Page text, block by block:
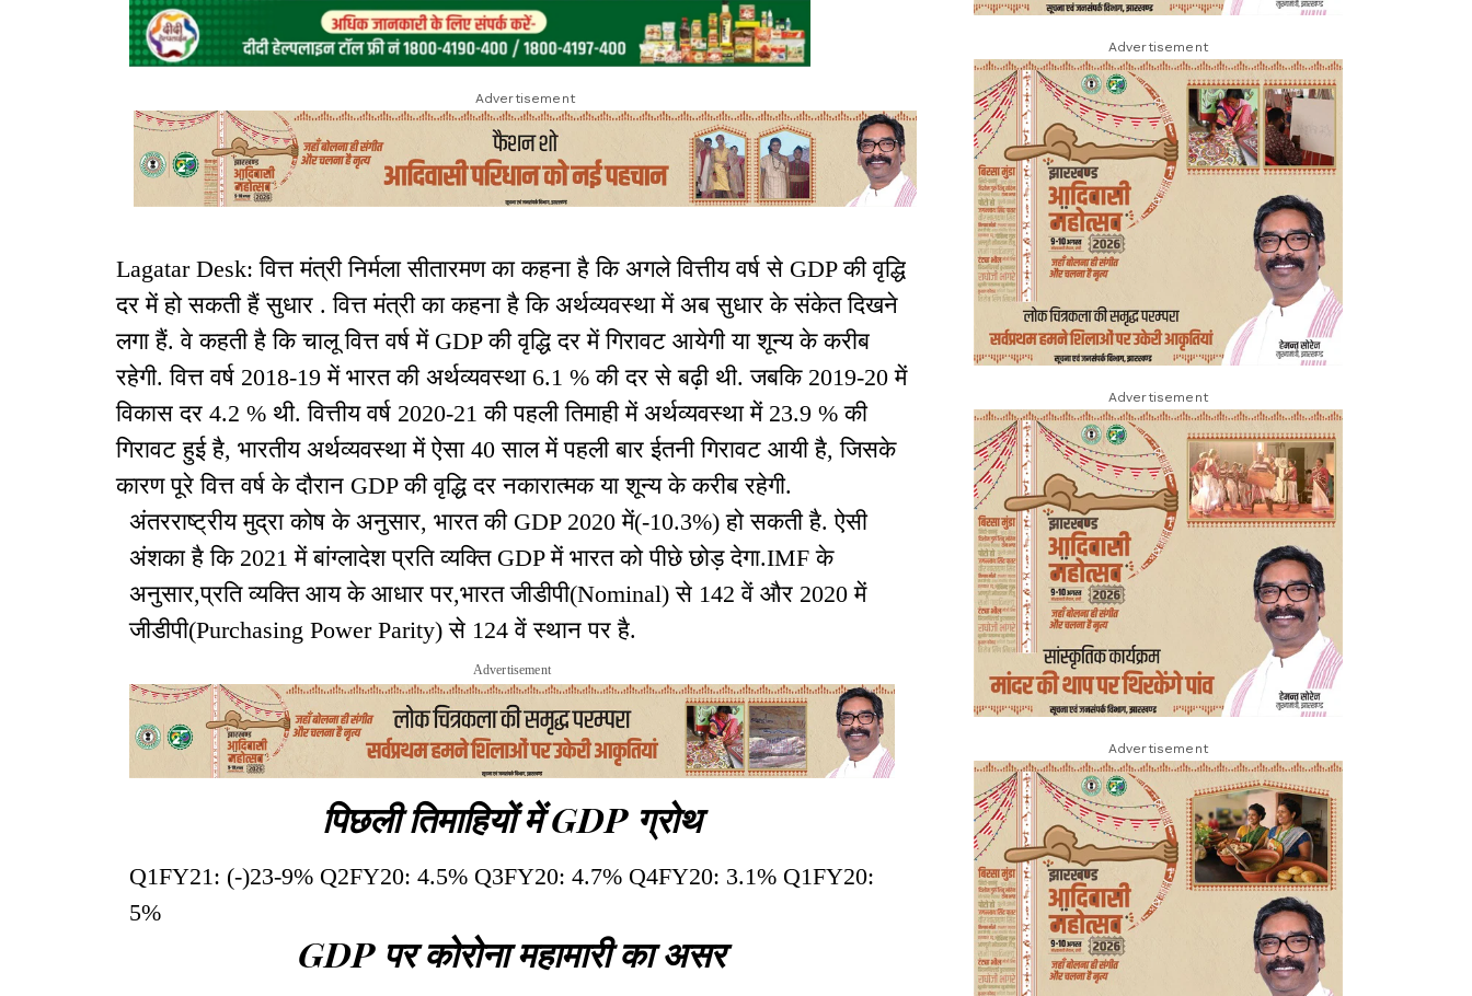
Advertisement
Lagatar Desk: वित्त मंत्री निर्मला सीतारमण का कहना है कि अगले वित्तीय वर्ष से GDP की वृद्धि
दर में हो सकती हैं सुधार . वित्त मंत्री का कहना है कि अर्थव्यवस्था में अब सुधार के संकेत दिखने
लगा हैं. वे कहती है कि चालू वित्त वर्ष में GDP की वृद्धि दर में गिरावट आयेगी या शून्य के करीब
रहेगी. वित्त वर्ष 2018-19 में भारत की अर्थव्यवस्था 6.1 % की दर से बढ़ी थी. जबकि 2019-20 में
विकास दर 4.2 % थी. वित्तीय वर्ष 2020-21 की पहली तिमाही में अर्थव्यवस्था में 23.9 % की
गिरावट हुई है, भारतीय अर्थव्यवस्था में ऐसा 40 साल में पहली बार ईतनी गिरावट आयी है, जिसके
कारण पूरे वित्त वर्ष के दौरान GDP की वृद्धि दर नकारात्मक या शून्य के करीब रहेगी.
अंतरराष्ट्रीय मुद्रा कोष के अनुसार, भारत की GDP 2020 में(-10.3%) हो सकती है. ऐसी
अंशका है कि 2021 में बांग्लादेश प्रति व्यक्ति GDP में भारत को पीछे छोड़ देगा.IMF के
अनुसार,प्रति व्यक्ति आय के आधार पर,भारत जीडीपी(Nominal) से 142 वें और 2020 में
जीडीपी(Purchasing Power Parity) से 124 वें स्थान पर है.
Advertisement
पिछली तिमाहियों में GDP ग्रोथ
Q1FY21: (-)23-9% Q2FY20: 4.5% Q3FY20: 4.7% Q4FY20: 3.1% Q1FY20:
5%
GDP पर कोरोना महामारी का असर
Advertisement
Advertisement
Advertisement